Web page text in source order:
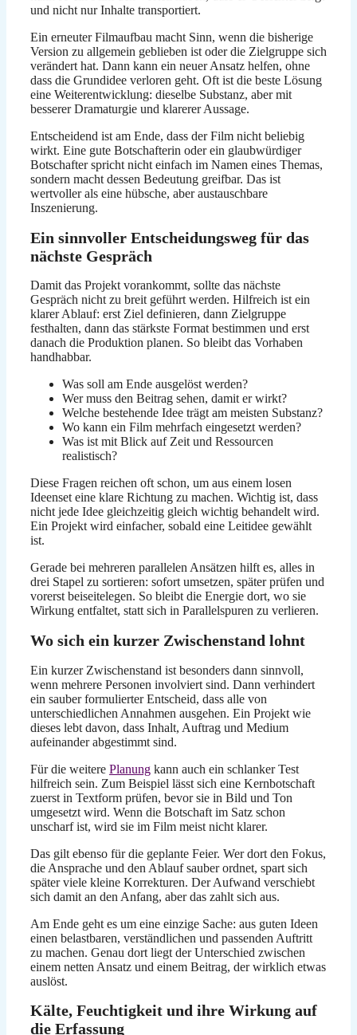
und nicht nur Inhalte transportiert.
Ein erneuter Filmaufbau macht Sinn, wenn die bisherige
Version zu allgemein geblieben ist oder die Zielgruppe sich
verändert hat. Dann kann ein neuer Ansatz helfen, ohne
dass die Grundidee verloren geht. Oft ist die beste Lösung
eine Weiterentwicklung: dieselbe Substanz, aber mit
besserer Dramaturgie und klarerer Aussage.
Entscheidend ist am Ende, dass der Film nicht beliebig
wirkt. Eine gute Botschafterin oder ein glaubwürdiger
Botschafter spricht nicht einfach im Namen eines Themas,
sondern macht dessen Bedeutung greifbar. Das ist
wertvoller als eine hübsche, aber austauschbare
Inszenierung.
Ein sinnvoller Entscheidungsweg für das
nächste Gespräch
Damit das Projekt vorankommt, sollte das nächste
Gespräch nicht zu breit geführt werden. Hilfreich ist ein
klarer Ablauf: erst Ziel definieren, dann Zielgruppe
festhalten, dann das stärkste Format bestimmen und erst
danach die Produktion planen. So bleibt das Vorhaben
handhabbar.
Was soll am Ende ausgelöst werden?
Wer muss den Beitrag sehen, damit er wirkt?
Welche bestehende Idee trägt am meisten Substanz?
Wo kann ein Film mehrfach eingesetzt werden?
Was ist mit Blick auf Zeit und Ressourcen
realistisch?
Diese Fragen reichen oft schon, um aus einem losen
Ideenset eine klare Richtung zu machen. Wichtig ist, dass
nicht jede Idee gleichzeitig gleich wichtig behandelt wird.
Ein Projekt wird einfacher, sobald eine Leitidee gewählt
ist.
Gerade bei mehreren parallelen Ansätzen hilft es, alles in
drei Stapel zu sortieren: sofort umsetzen, später prüfen und
vorerst beiseitelegen. So bleibt die Energie dort, wo sie
Wirkung entfaltet, statt sich in Parallelspuren zu verlieren.
Wo sich ein kurzer Zwischenstand lohnt
Ein kurzer Zwischenstand ist besonders dann sinnvoll,
wenn mehrere Personen involviert sind. Dann verhindert
ein sauber formulierter Entscheid, dass alle von
unterschiedlichen Annahmen ausgehen. Ein Projekt wie
dieses lebt davon, dass Inhalt, Auftrag und Medium
aufeinander abgestimmt sind.
Für die weitere Planung kann auch ein schlanker Test
hilfreich sein. Zum Beispiel lässt sich eine Kernbotschaft
zuerst in Textform prüfen, bevor sie in Bild und Ton
umgesetzt wird. Wenn die Botschaft im Satz schon
unscharf ist, wird sie im Film meist nicht klarer.
Das gilt ebenso für die geplante Feier. Wer dort den Fokus,
die Ansprache und den Ablauf sauber ordnet, spart sich
später viele kleine Korrekturen. Der Aufwand verschiebt
sich damit an den Anfang, aber das zahlt sich aus.
Am Ende geht es um eine einzige Sache: aus guten Ideen
einen belastbaren, verständlichen und passenden Auftritt
zu machen. Genau dort liegt der Unterschied zwischen
einem netten Ansatz und einem Beitrag, der wirklich etwas
auslöst.
Kälte, Feuchtigkeit und ihre Wirkung auf
die Erfassung